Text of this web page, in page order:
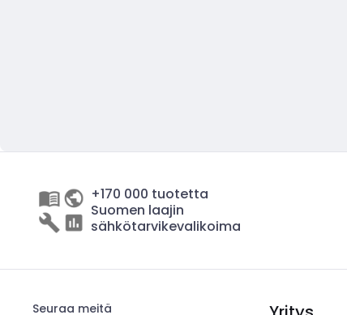
+170 000 tuotetta
Suomen laajin
sähkötarvikevalikoima
Seuraa meitä